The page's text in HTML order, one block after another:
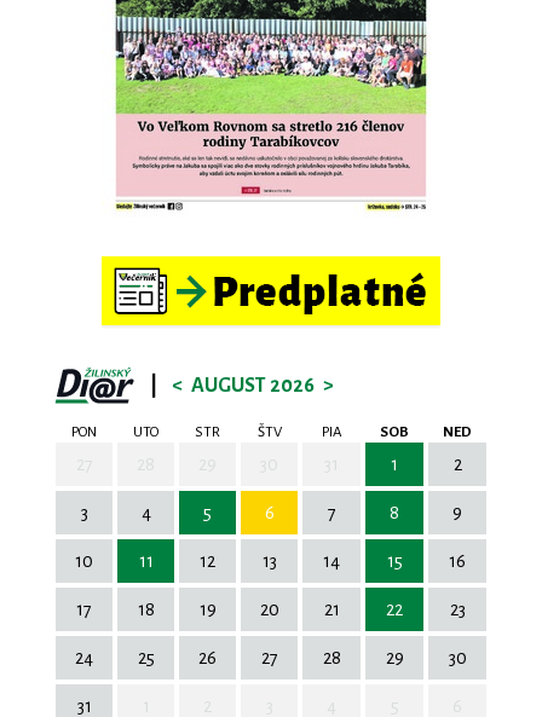
< AUGUST 2026 >
PON UTO STR ŠTV PIA SOB NED
1 2
3 4 5 6 7 8 9
10 11 12 13 14 15 16
17 18 19 20 21 22 23
24 25 26 27 28 29 30
31